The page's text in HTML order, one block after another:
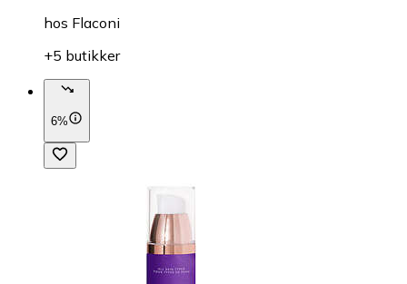
hos Flaconi
+5 butikker
6%